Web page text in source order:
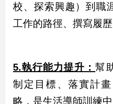
校、探索興趣）到職
工作的路徑、撰寫履
5.執行能力提升：幫
制定目標、落實計
略，是生活導師訓練中